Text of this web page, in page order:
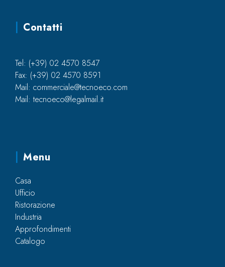
Contatti
Tel: (+39) 02 4570 8547
Fax: (+39) 02 4570 8591
Mail: commerciale@tecnoeco.com
Mail: tecnoeco@legalmail.it
Menu
Casa
Ufficio
Ristorazione
Industria
Approfondimenti
Catalogo